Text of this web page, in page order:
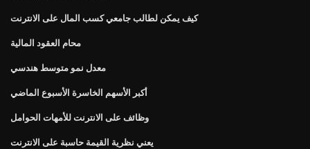
كيف يمكن لطالب جامعي كسب المال على الانترنت
محام العقود المالية
معدل نمو متوسط ​​هندسي
أكبر الأسهم الخاسرة الأسبوع الماضي
وظائف على الانترنت للأمهات الحوامل
يعني نظرية القيمة حاسبة على الانترنت